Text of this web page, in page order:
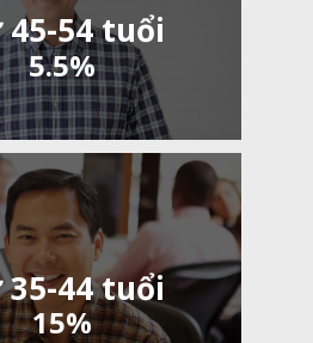
5.5%
45-54 tuổi
15%
35-44 tuổi